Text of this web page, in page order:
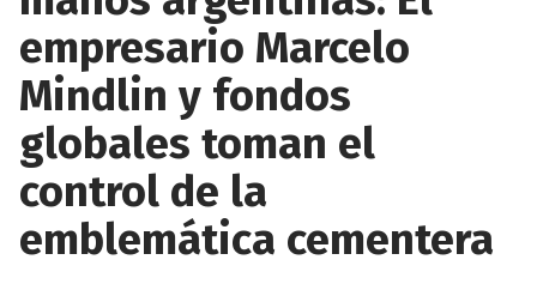
empresario Marcelo
Mindlin y fondos
globales toman el
control de la
emblemática cementera